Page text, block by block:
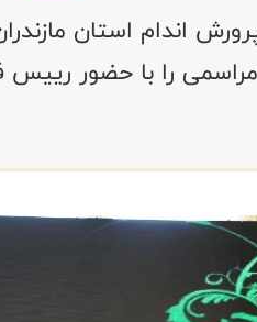
اندام استان
کشوردر سال 1401 مراسمی را با